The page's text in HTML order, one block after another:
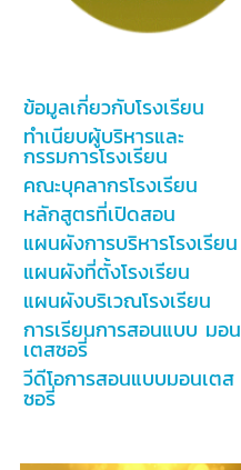
ข้อมูลเกี่ยวกับโรงเรียน
ทำเนียบผู้บริหารและ
กรรมการโรงเรียน
คณะบุคลากรโรงเรียน
หลักสูตรที่เปิดสอน
แผนผังการบริหารโรงเรียน
แผนผังที่ตั้งโรงเรียน
แผนผังบริเวณโรงเรียน
การเรียนการสอนแบบ มอน
เตสซอรี่
วีดีโอการสอนแบบมอนเตส
ซอรี่